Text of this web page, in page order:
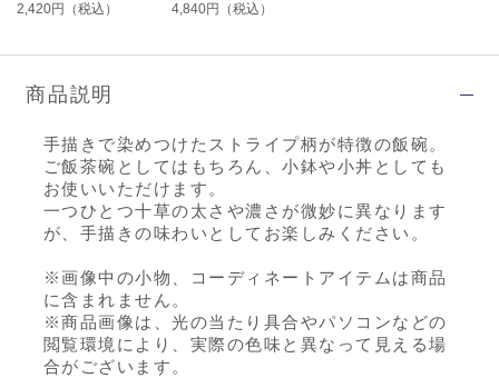
2,420円（税込）
4,840円（税込）
商品説明
手描きで染めつけたストライプ柄が特徴の飯碗。
ご飯茶碗としてはもちろん、小鉢や小丼としても
お使いいただけます。
一つひとつ十草の太さや濃さが微妙に異なります
が、手描きの味わいとしてお楽しみください。
※画像中の小物、コーディネートアイテムは商品
に含まれません。
※商品画像は、光の当たり具合やパソコンなどの
閲覧環境により、実際の色味と異なって見える場
合がございます。